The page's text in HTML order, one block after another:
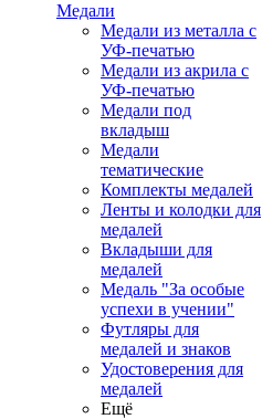
Медали
Медали из металла с
УФ-печатью
Медали из акрила с
УФ-печатью
Медали под
вкладыш
Медали
тематические
Комплекты медалей
Ленты и колодки для
медалей
Вкладыши для
медалей
Медаль "За особые
успехи в учении"
Футляры для
медалей и знаков
Удостоверения для
медалей
Ещё